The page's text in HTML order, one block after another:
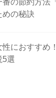
めの秘訣
性におすすめ
5選